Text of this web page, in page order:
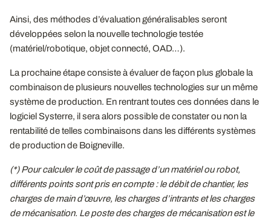
Ainsi, des méthodes d’évaluation généralisables seront
développées selon la nouvelle technologie testée
(matériel/robotique, objet connecté, OAD…).
La prochaine étape consiste à évaluer de façon plus globale la
combinaison de plusieurs nouvelles technologies sur un même
système de production. En rentrant toutes ces données dans le
logiciel Systerre, il sera alors possible de constater ou non la
rentabilité de telles combinaisons dans les différents systèmes
de production de Boigneville.
(*) Pour calculer le coût de passage d’un matériel ou robot,
différents points sont pris en compte : le débit de chantier, les
charges de main d’œuvre, les charges d’intrants et les charges
de mécanisation. Le poste des charges de mécanisation est le